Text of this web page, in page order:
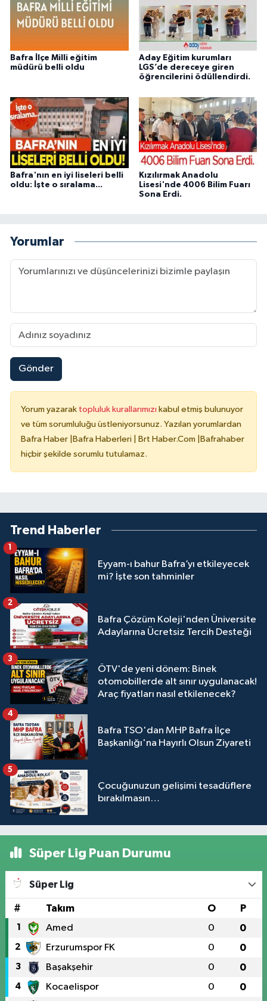
Bafra İlçe Milli eğitim
müdürü belli oldu
Aday Eğitim kurumları
LGS’de dereceye giren
öğrencilerini ödüllendirdi.
Bafra'nın en iyi liseleri belli
oldu: İşte o sıralama...
Kızılırmak Anadolu
Lisesi'nde 4006 Bilim Fuarı
Sona Erdi.
Yorumlar
Gönder
Yorum yazarak topluluk kurallarımızı kabul etmiş bulunuyor
ve tüm sorumluluğu üstleniyorsunuz. Yazılan yorumlardan
Bafra Haber |Bafra Haberleri | Brt Haber.Com |Bafrahaber
hiçbir şekilde sorumlu tutulamaz.
Trend Haberler
Eyyam-ı bahur Bafra’yı etkileyecek
mi? İşte son tahminler
1
Bafra Çözüm Koleji'nden Üniversite
Adaylarına Ücretsiz Tercih Desteği
2
ÖTV'de yeni dönem: Binek
otomobillerde alt sınır uygulanacak!
Araç fiyatları nasıl etkilenecek?
3
Bafra TSO'dan MHP Bafra İlçe
Başkanlığı'na Hayırlı Olsun Ziyareti
4
Çocuğunuzun gelişimi tesadüflere
bırakılmasın…
5
Süper Lig Puan Durumu
Süper Lig
# Takım O P
1 Amed 0 0
2 Erzurumspor FK 0 0
3 Başakşehir 0 0
4 Kocaelispor 0 0